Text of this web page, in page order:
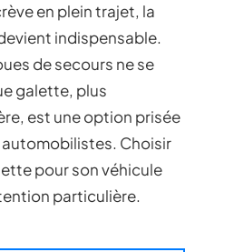
en plein trajet, la
indispensable.
de secours ne se
galette, plus
est une option prisée
Choisir
pour son véhicule
particulière.